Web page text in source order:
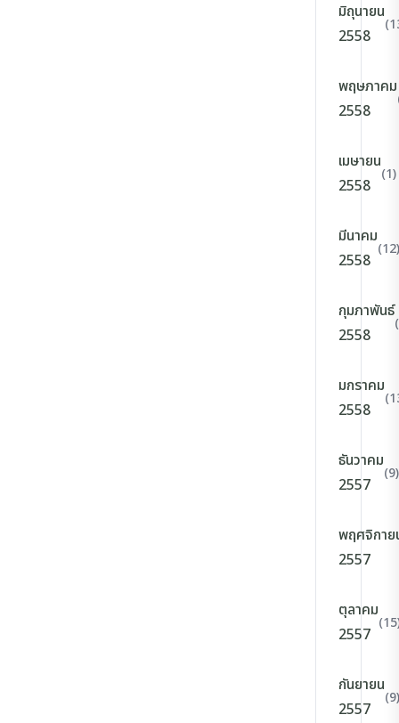
มิถุนายน
2558
พฤษภาคม
2558
เมษายน
2558
(1)
มีนาคม
2558
(12)
กุมภาพันธ์
2558
มกราคม
2558
ธันวาคม
2557
(9)
พฤศจิกาย
2557
ตุลาคม
2557
กันยายน
2557
(9)